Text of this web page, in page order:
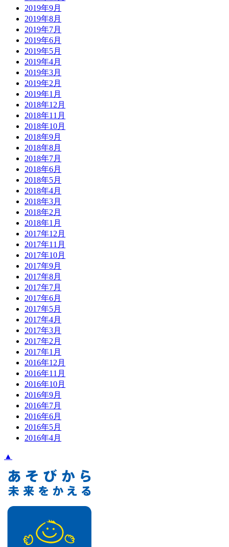
2019年9月
2019年8月
2019年7月
2019年6月
2019年5月
2019年4月
2019年3月
2019年2月
2019年1月
2018年12月
2018年11月
2018年10月
2018年9月
2018年8月
2018年7月
2018年6月
2018年5月
2018年4月
2018年3月
2018年2月
2018年1月
2017年12月
2017年11月
2017年10月
2017年9月
2017年8月
2017年7月
2017年6月
2017年5月
2017年4月
2017年3月
2017年2月
2017年1月
2016年12月
2016年11月
2016年10月
2016年9月
2016年7月
2016年6月
2016年5月
2016年4月
▲